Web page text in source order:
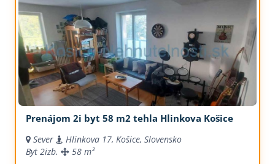
Prenájom 2i byt 58 m2 tehla Hlinkova Košice
Sever
Hlinkova 17, Košice, Slovensko
Byt 2izb. 58 m²